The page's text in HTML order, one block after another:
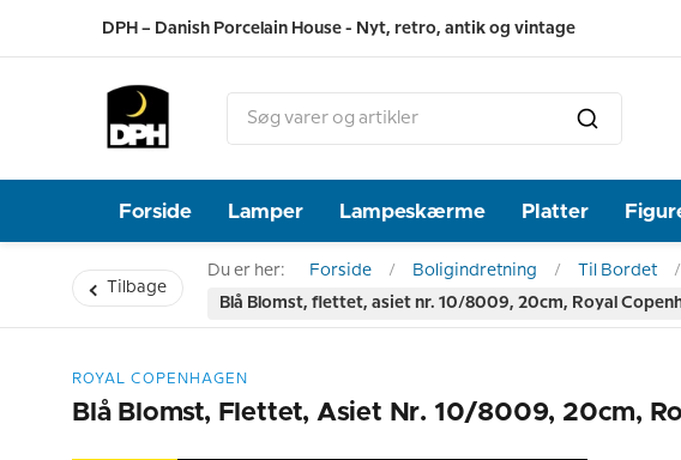
DPH – Danish Porcelain House - Nyt, retro, antik og vintage
Forside Lamper Lampeskærme Platter
Tilbage
Du er her: Forside Boligindretning Til Bordet
Blå Blomst, flettet, asiet nr. 10/8009, 20cm, Royal
ROYAL COPENHAGEN
Blå Blomst, Flettet, Asiet Nr. 10/8009, 20cm,